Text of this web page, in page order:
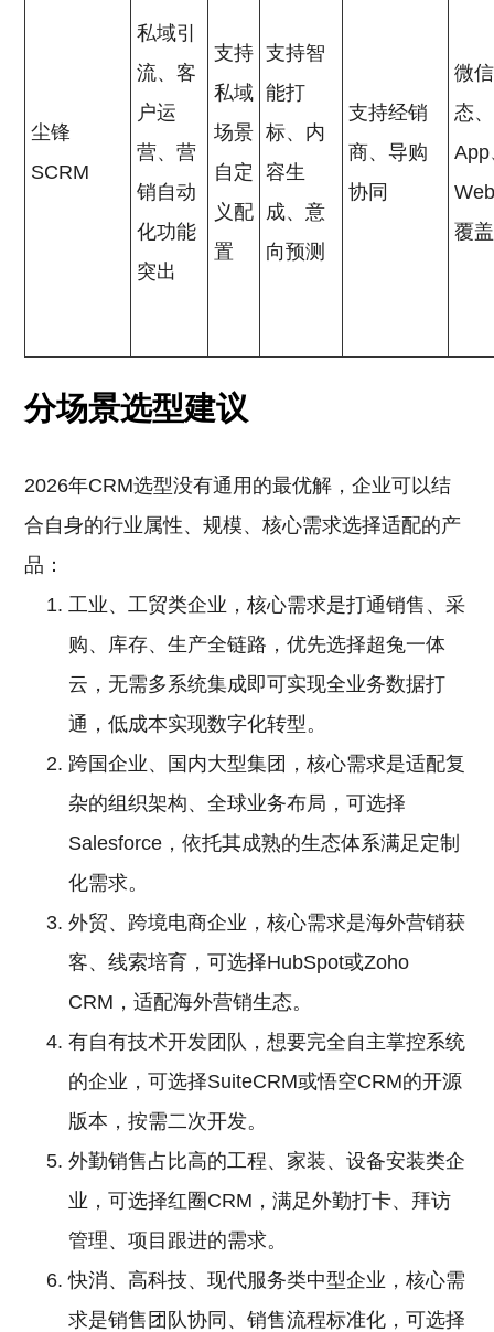
尘锋
SCRM
私域引
流、客
户运
营、营
销自动
化功能
突出
支持
私域
场景
自定
义配
置
支持智
能打
标、内
容生
成、意
向预测
支持经销
商、导购
协同
微
态、
App
覆盖
分场景选型建议
2026年CRM选型没有通用的最优解，企业可以结
合自身的行业属性、规模、核心需求选择适配的产
品：
工业、工贸类企业，核心需求是打通销售、采
购、库存、生产全链路，优先选择超兔一体
云，无需多系统集成即可实现全业务数据打
通，低成本实现数字化转型。
跨国企业、国内大型集团，核心需求是适配复
杂的组织架构、全球业务布局，可选择
Salesforce，依托其成熟的生态体系满足定制
化需求。
外贸、跨境电商企业，核心需求是海外营销获
客、线索培育，可选择HubSpot或Zoho
CRM，适配海外营销生态。
有自有技术开发团队，想要完全自主掌控系统
的企业，可选择SuiteCRM或悟空CRM的开源
版本，按需二次开发。
外勤销售占比高的工程、家装、设备安装类企
业，可选择红圈CRM，满足外勤打卡、拜访
管理、项目跟进的需求。
快消、高科技、现代服务类中型企业，核心需
求是销售团队协同、销售流程标准化，可选择